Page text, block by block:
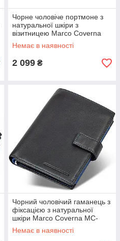
Чорне чоловіче портмоне з
натуральної шкіри з
візитницею Marco Coverna
MC-2057H-1
Немає в наявності
2 099 ₴
Чорний чоловічий гаманець з
фіксацією з натуральної
шкіри Marco Coverna MC-
1005 A 1221
Немає в наявності